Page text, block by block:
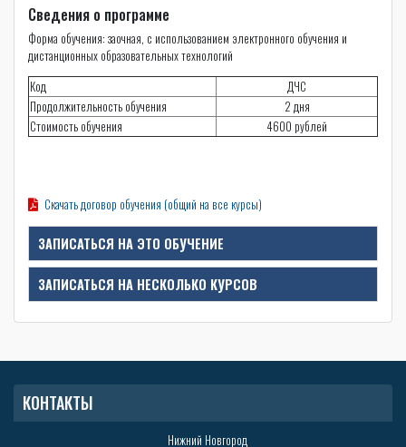
Сведения о программе
Форма обучения: заочная, с использованием электронного обучения и
дистанционных образовательных технологий
Код
ДЧС
Продолжительность обучения
2 дня
Стоимость обучения
4600 рублей
Скачать договор обучения (общий на все курсы)
ЗАПИСАТЬСЯ НА ЭТО ОБУЧЕНИЕ
ЗАПИСАТЬСЯ НА НЕСКОЛЬКО КУРСОВ
КОНТАКТЫ
Нижний Новгород